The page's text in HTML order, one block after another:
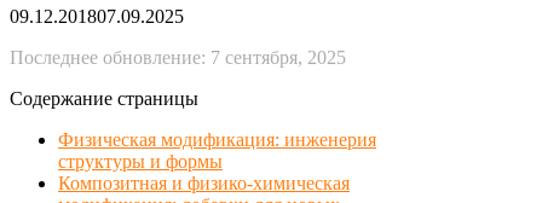
09.12.201807.09.2025
Последнее обновление: 7 сентября, 2025
Содержание страницы
Физическая модификация: инженерия
структуры и формы
Композитная и физико-химическая